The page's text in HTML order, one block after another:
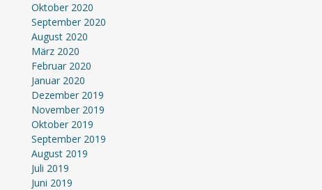
Oktober 2020
September 2020
August 2020
März 2020
Februar 2020
Januar 2020
Dezember 2019
November 2019
Oktober 2019
September 2019
August 2019
Juli 2019
Juni 2019